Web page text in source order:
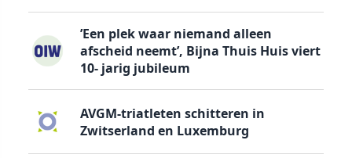
’Een plek waar niemand alleen
afscheid neemt’, Bijna Thuis Huis viert
10- jarig jubileum
AVGM-triatleten schitteren in
Zwitserland en Luxemburg